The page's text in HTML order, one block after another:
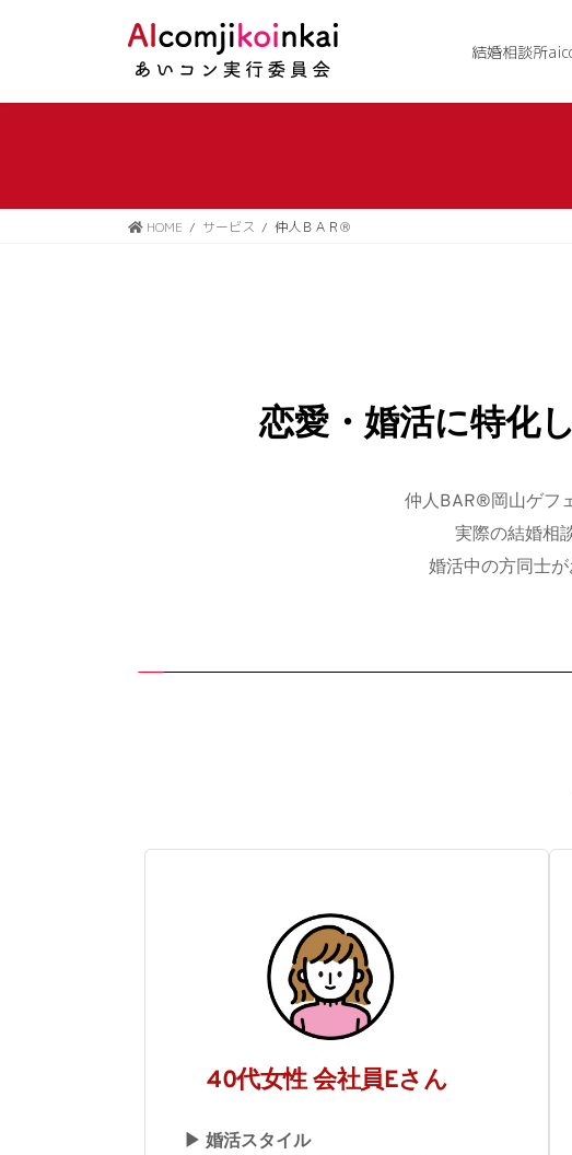
結婚相談所
HOME サービス 仲人ＢＡＲ®
恋愛・婚活に特化
仲人BAR®岡山ゲフ
実際の結婚相
婚活中の方同士
40代女性 会社員Eさん
▶︎ 婚活スタイル